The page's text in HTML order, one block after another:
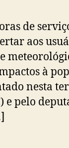
de
aos
à
nesta
e pelo